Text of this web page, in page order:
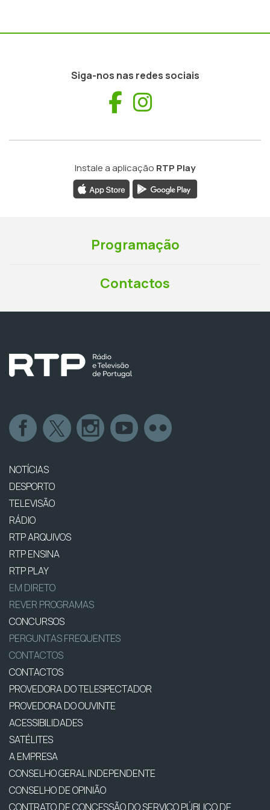
Siga-nos nas redes sociais
Facebook
Instale a aplicação RTP Play
Programação
Contactos
NOTÍCIAS
DESPORTO
TELEVISÃO
RÁDIO
RTP ARQUIVOS
RTP ENSINA
RTP PLAY
EM DIRETO
REVER PROGRAMAS
CONCURSOS
PERGUNTAS FREQUENTES
CONTACTOS
CONTACTOS
PROVEDORA DO TELESPECTADOR
PROVEDORA DO OUVINTE
ACESSIBILIDADES
SATÉLITES
A EMPRESA
CONSELHO GERAL INDEPENDENTE
CONSELHO DE OPINIÃO
CONTRATO DE CONCESSÃO DO SERVIÇO PÚBLICO DE